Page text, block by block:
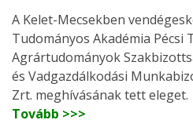
A Kelet-Mecsekben
Tudományos Akadémia
Agrártudományok
és Vadgazdálkodási
Zrt. meghívásának tett eleget.
Tovább >>>